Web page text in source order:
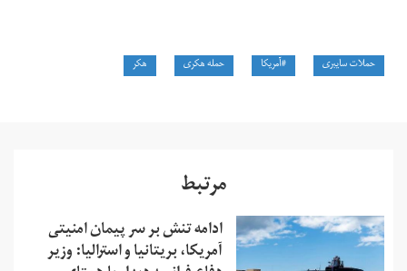
حملات سایبری #آمریکا حمله هکری هکر
مرتبط
ادامه تنش بر سر پیمان امنیتی
آمریکا، بریتانیا و استرالیا: وزیر